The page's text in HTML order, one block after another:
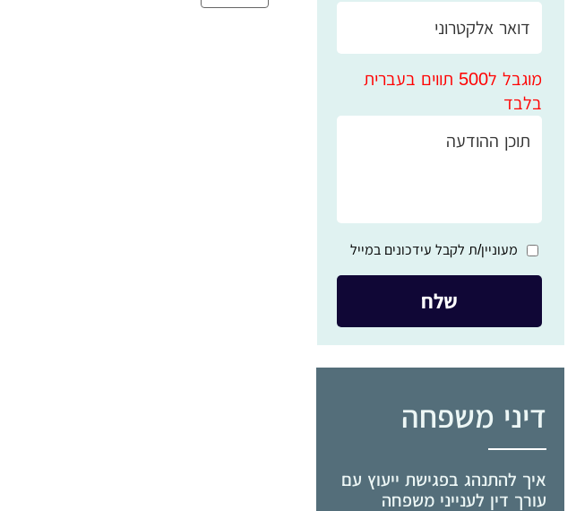
מוגבל ל500 תווים בעברית
בלבד
מעוניין/ת לקבל עידכונים במייל
דיני משפחה
איך להתנהג בפגישת ייעוץ עם
עורך דין לענייני משפחה